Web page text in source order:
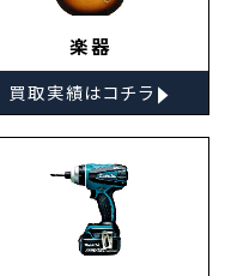
楽器
買取実績はコチラ ▸